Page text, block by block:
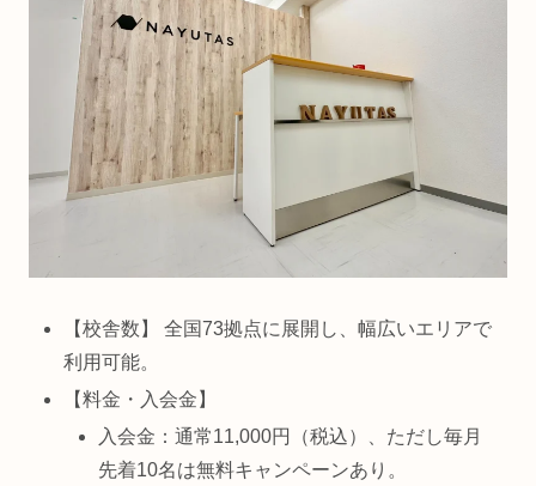
【校舎数】 全国73拠点に展開し、幅広いエリアで
利用可能。
【料金・入会金】
入会金：通常11,000円（税込）、ただし毎月
先着10名は無料キャンペーンあり。